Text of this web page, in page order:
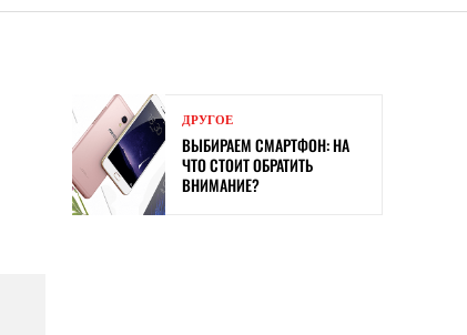
ДРУГОЕ
ВЫБИРАЕМ СМАРТФОН: НА
ЧТО СТОИТ ОБРАТИТЬ
ВНИМАНИЕ?